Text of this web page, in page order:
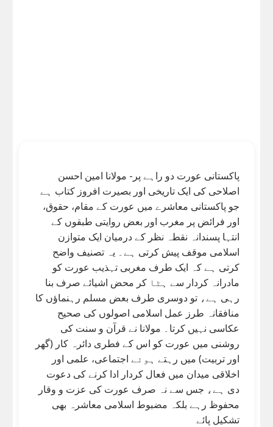
پاکستانی عورت دو راہے پر- مولانا امین احسن
اصلاحی کی ایک تاریخی اور بصیرت افروز کتاب ہے
جو پاکستانی معاشرے میں عورت کے مقام، حقوق،
اور فرائض پر مغرب اور بعض روایتی طبقوں کے
انتہا پسندانہ نقطہ نظر کے درمیان ایک متوازن
اسلامی موقف پیش کرتی ہے۔ یہ تصنیف واضح
کرتی ہے کہ ایک طرف مغربی تہذیب عورت کو
مادرانہ کردار سے ہٹا کر محض اشیائے صرف بنا
رہی ہے، تو دوسری طرف بعض مسلم رہنماؤں کا
منافقانہ طرز عمل اسلامی اصولوں کی صحیح
عکاسی نہیں کرتا۔ مولانا نے قرآن و سنت کی
روشنی میں عورت کو اس کے فطری دائرہ کار (گھر
اور تربیت) میں رہتے ہوئے اجتماعی، علمی اور
اخلاقی میدان میں فعال کردار ادا کرنے کی دعوت
دی ہے، جس سے نہ صرف عورت کی عزت و وقار
محفوظ رہے بلکہ مضبوط اسلامی معاشرہ بھی
تشکیل پائے